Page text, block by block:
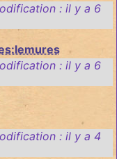
: il y a 6
: il y a 6
: il y a 4